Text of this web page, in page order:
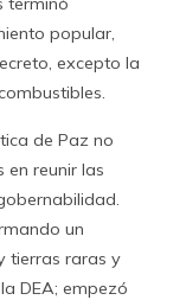
popular,
excepto la
de Paz no
en reunir las
un
tierras raras y
DEA; empezó